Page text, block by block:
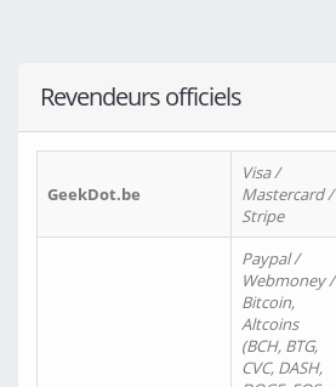
Revendeurs officiels
GeekDot.be
Visa /
Mastercard /
Stripe
Paypal /
Webmoney /
Bitcoin,
Altcoins
(BCH, BTG,
CVC, DASH,